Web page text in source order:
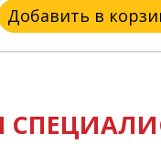
Добавить в